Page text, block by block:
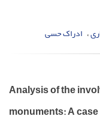
ادراک حسی
Analysis of the
monuments: A